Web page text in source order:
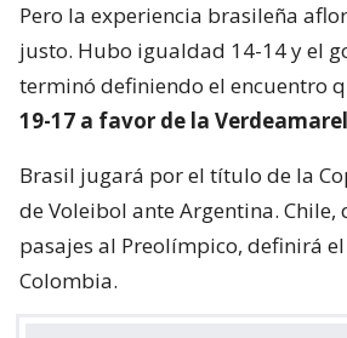
Pero la experiencia brasileña
justo. Hubo igualdad 14-14 y el
terminó definiendo el encuentro
19-17 a favor de la
Brasil jugará por el título de la
de Voleibol ante Argentina. Chile,
pasajes al Preolímpico, definirá
Colombia.